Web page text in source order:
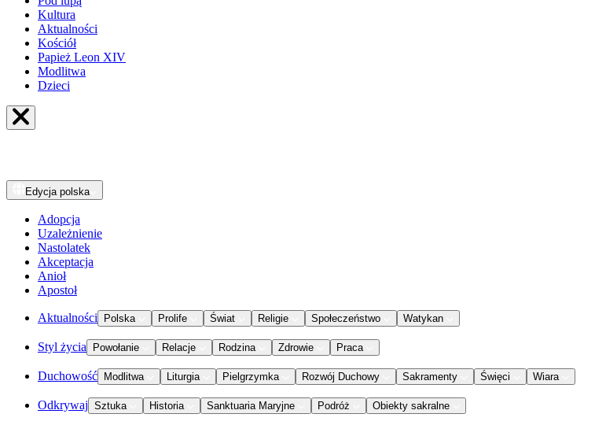
Kultura
Aktualności
Kościół
Papież Leon XIV
Modlitwa
Dzieci
Edycja polska
Adopcja
Uzależnienie
Nastolatek
Akceptacja
Anioł
Apostoł
Aktualności Polska Prolife Świat Religie Społeczeństwo Watykan
Styl życia Powołanie Relacje Rodzina Zdrowie Praca
Duchowość Modlitwa Liturgia Pielgrzymka Rozwój Duchowy Sakramenty Święci Wiara
Odkrywaj Sztuka Historia Sanktuaria Maryjne Podróż Obiekty sakralne